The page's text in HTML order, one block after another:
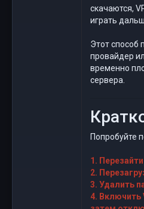
скачаются,
играть
Этот способ
провайдер
временно
сервера.
Попробуйте
1. Перезайти
2.
3. Удалить
4. Включить